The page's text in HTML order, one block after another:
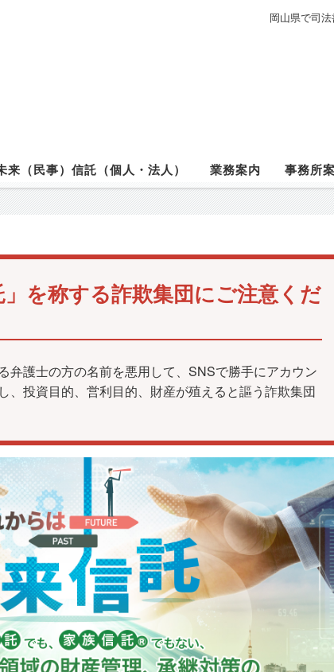
岡山県で司
来（民事）信託（個人・法人） 業務案内 事務所
」を称する詐欺集団にご注意くだ
弁護士の方の名前を悪用して、SNSで勝手にアカウン
、投資目的、営利目的、財産が殖えると謳う詐欺集団